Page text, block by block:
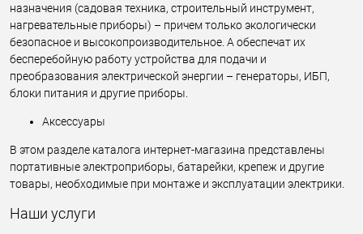
назначения (садовая техника, строительный инструмент,
нагревательные приборы) – причем только экологически
безопасное и высокопроизводительное. А обеспечат их
бесперебойную работу устройства для подачи и
преобразования электрической энергии – генераторы, ИБП,
блоки питания и другие приборы.
Аксессуары
В этом разделе каталога интернет-магазина представлены
портативные электроприборы, батарейки, крепеж и другие
товары, необходимые при монтаже и эксплуатации электрики.
Наши услуги